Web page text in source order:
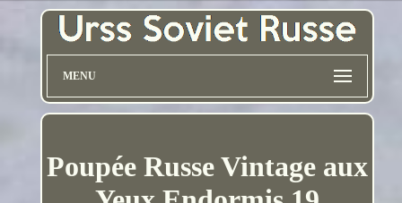
MENU
Poupée Russe Vintage aux